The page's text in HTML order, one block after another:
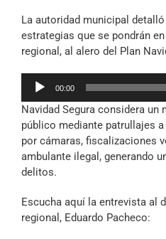
La autoridad municipal
estrategias que se pondrán
regional, al alero del Plan
Reproductor
audio
00:00
Navidad Segura considera
público mediante patrullajes
por cámaras, fiscalizaciones
ambulante ilegal, generando
delitos.
Escucha aquí la entrevista al
regional, Eduardo Pacheco: